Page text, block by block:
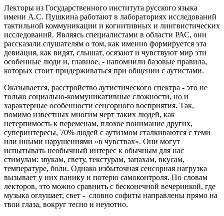
Лекторы из Государственного института русского языка
имени А.С. Пушкина работают в лабораториях исследований
тактильной коммуникации и когнитивных и лингвистических
исследований. Являясь специалистами в области РАС, они
рассказали слушателям о том, как именно формируется эта
девиация, как видят, слышат, осязают и чувствуют мир эти
особенные люди и, главное, - напомнили базовые правила,
которых стоит придерживаться при общении с аутистами.
Оказывается, расстройство аутистического спектра - это не
только социально-коммуникативные сложности, но и
характерные особенности сенсорного восприятия. Так,
помимо известных многим черт таких людей, как
нетерпимость к переменам, плохое понимание других,
суперинтересы, 70% людей с аутизмом сталкиваются с теми
или иными нарушениями «в чувствах». Они могут
испытывать необычный интерес к обычным для нас
стимулам: звукам, свету, текстурам, запахам, вкусам,
температуре, боли. Однако избыточная сенсорная нагрузка
вызывает у них панику и потерю самоконтроля. По словам
лекторов, это можно сравнить с бесконечной вечеринкой, где
музыка оглушает, свет - словно софиты направлены прямо на
твои глаза, вокруг тесно и неуютно.